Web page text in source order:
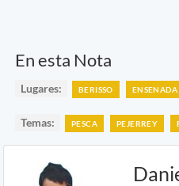
En esta Nota
Lugares: BERISSO ENSENADA
Temas: PESCA PEJERREY